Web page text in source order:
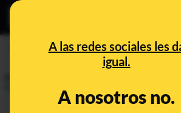
A las redes sociales les
igual.
A nosotros no.
energías renovables